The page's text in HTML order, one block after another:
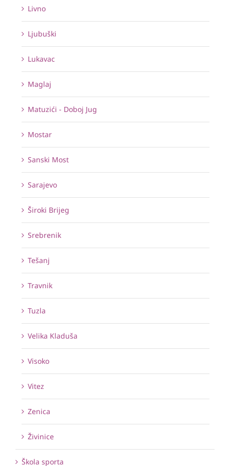
Livno
Ljubuški
Lukavac
Maglaj
Matuzići - Doboj Jug
Mostar
Sanski Most
Sarajevo
Široki Brijeg
Srebrenik
Tešanj
Travnik
Tuzla
Velika Kladuša
Visoko
Vitez
Zenica
Živinice
Škola sporta